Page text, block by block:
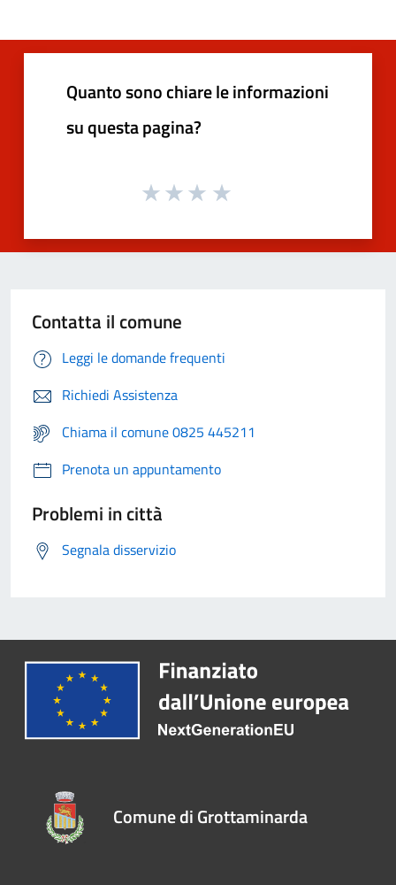
Quanto sono chiare le informazioni
su questa pagina?
Contatta il comune
Leggi le domande frequenti
Richiedi Assistenza
Chiama il comune 0825 445211
Prenota un appuntamento
Problemi in città
Segnala disservizio
Comune di Grottaminarda